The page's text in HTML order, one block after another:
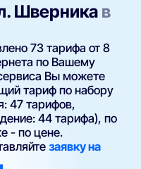
Шверника в
73 тарифа от 8
по Вашему
Вы можете
тариф по набору
47 тарифов,
44 тарифа), по
- по цене.
заявку на